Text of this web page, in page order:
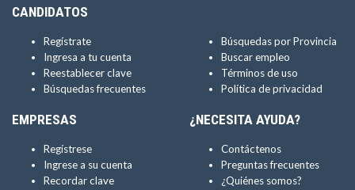
CANDIDATOS
Regístrate
Ingresa a tu cuenta
Reestablecer clave
Búsquedas frecuentes
Búsquedas por Provincia
Buscar empleo
Términos de uso
Política de privacidad
EMPRESAS
Regístrese
Ingrese a su cuenta
Recordar clave
¿NECESITA AYUDA?
Contáctenos
Preguntas frecuentes
¿Quiénes somos?